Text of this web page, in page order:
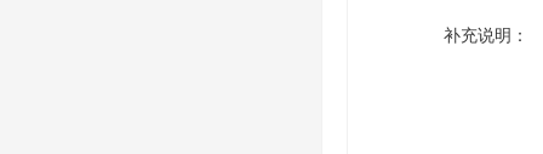
补充说明：